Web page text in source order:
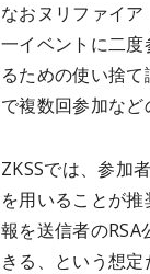
なおヌリファイ
一イベントに二
るための使い捨
で複数回参加など
ZKSSでは、参加
を用いることが
報を送信者の
きる、という想定